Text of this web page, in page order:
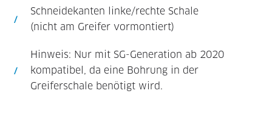
Schneidekanten linke/rechte Schale
(nicht am Greifer vormontiert)
Hinweis: Nur mit SG-Generation ab 2020
kompatibel, da eine Bohrung in der
Greiferschale benötigt wird.